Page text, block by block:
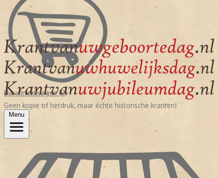
Uw winkelwagen (0)
Geen kopie of herdruk, maar échte historische kranten!
Menu